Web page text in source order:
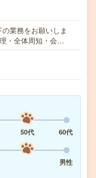
業務をお願いしま
・全体周知・会…
50代
60代
男性